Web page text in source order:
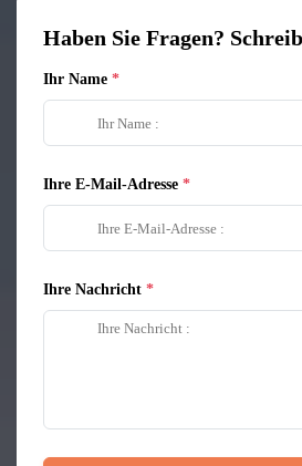
Haben Sie Fragen?
Ihr Name
Ihre E-Mail-Adresse
Ihre Nachricht